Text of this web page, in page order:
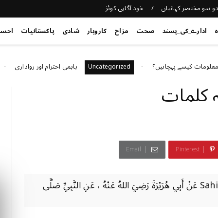
سو مختصر کہانیاں
خود آگاہی کوئز
ادارے_کی_پسند صحت مزاح کاروبار شادی پاکستانیات
پہچانیں؟ Uncategorized باہمی احترام اور رواداری
کلمات
Pinterest
Email
صحيح البخاري # ٦٢٢٤ Sahih Bukhari # 6224 عَنْ أَبِي هُرَيْرَةَ رَضِيَ اللهُ عَنْهُ ، عَنِ النَّبِيِّ صَلَّى